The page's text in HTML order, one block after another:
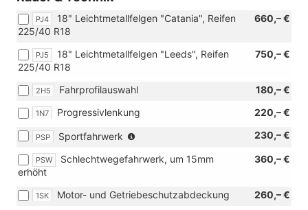
Sonderangebotspaket
"Komfort")
PJ4 660,– €
18" Leichtmetallfelgen "Catania", Reifen
225/40 R18
PJ5 750,– €
18" Leichtmetallfelgen "Leeds", Reifen
225/40 R18
2H5 180,– €
Fahrprofilauswahl
1N7 220,– €
Progressivlenkung
PSP 230,– €
Sportfahrwerk
2.0
kW)
PSW 360,– €
Schlechtwegefahrwerk, um 15mm
erhöht
1SK 260,– €
Motor- und Getriebeschutzabdeckung